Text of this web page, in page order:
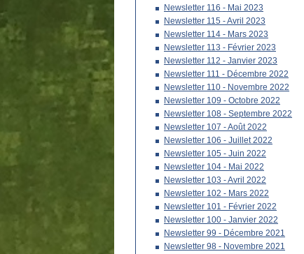
Newsletter 116 - Mai 2023
Newsletter 115 - Avril 2023
Newsletter 114 - Mars 2023
Newsletter 113 - Février 2023
Newsletter 112 - Janvier 2023
Newsletter 111 - Décembre 2022
Newsletter 110 - Novembre 2022
Newsletter 109 - Octobre 2022
Newsletter 108 - Septembre 2022
Newsletter 107 - Août 2022
Newsletter 106 - Juillet 2022
Newsletter 105 - Juin 2022
Newsletter 104 - Mai 2022
Newsletter 103 - Avril 2022
Newsletter 102 - Mars 2022
Newsletter 101 - Février 2022
Newsletter 100 - Janvier 2022
Newsletter 99 - Décembre 2021
Newsletter 98 - Novembre 2021